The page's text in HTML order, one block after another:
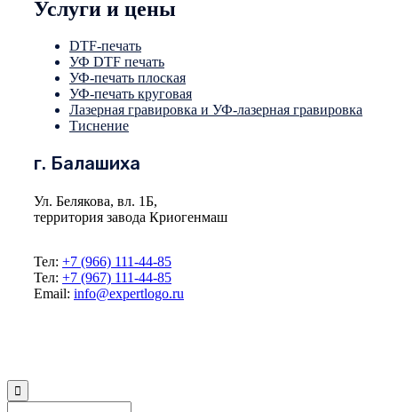
Услуги и цены
DTF-печать
УФ DTF печать
УФ-печать плоская
УФ-печать круговая
Лазерная гравировка и УФ-лазерная гравировка
Тиснение
г. Балашиха
Ул. Белякова, вл. 1Б,
территория завода Криогенмаш
Тел: +7 (966) 111-44-85
Тел: +7 (967) 111-44-85
Email: info@expertlogo.ru
